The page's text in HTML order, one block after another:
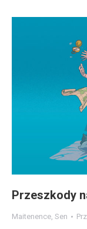
Przeszkody
Maitenence, Sen